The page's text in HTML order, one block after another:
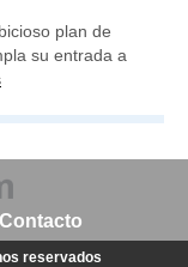
plan de
su entrada a
Contacto
reservados